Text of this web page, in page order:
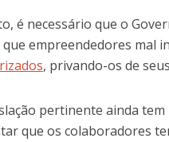
é necessário que o
empreendedores mal
, privando-os de
pertinente ainda
que os colaboradores